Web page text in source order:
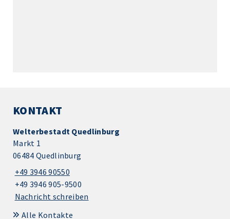
KONTAKT
Welterbestadt Quedlinburg
Markt 1
06484 Quedlinburg
+49 3946 90550
+49 3946 905-9500
Nachricht schreiben
Alle Kontakte